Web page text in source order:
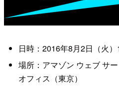
日時：2016年8月2日（火）
場所：アマゾン ウェブ サ
オフィス（東京）